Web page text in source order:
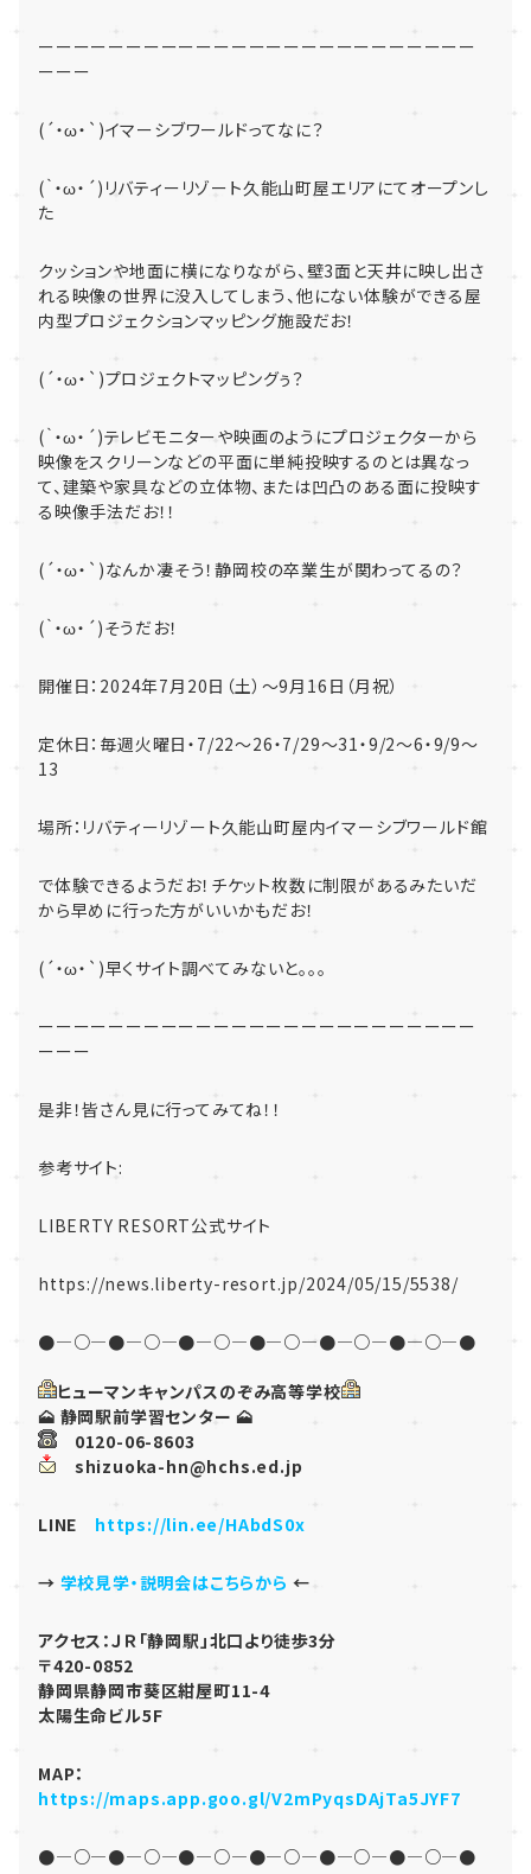
ーーーーーーーーーーーーーーーーーーーーーーーーー
ーーー
(´・ω・`)イマーシブワールドってなに？
(｀・ω・´) リバティーリゾート久能山町屋エリアにてオープンし
た
クッションや地面に横になりながら、壁3面と天井に映し出さ
れる映像の世界に没入してしまう、他にない体験ができる屋
内型プロジェクションマッピング施設だお！
(´・ω・`)プロジェクトマッピングぅ？
(｀・ω・´)テレビモニターや映画のようにプロジェクターから
映像をスクリーンなどの平面に単純投映するのとは異なっ
て、建築や家具などの立体物、または凹凸のある面に投映す
る映像手法だお！！
(´・ω・`)なんか凄そう！静岡校の卒業生が関わってるの？
(｀・ω・´)そうだお！
開催日：2024年7月20日（土）～9月16日（月祝）
定休日：毎週火曜日・7/22～26・7/29～31・9/2～6・9/9～
13
場所：リバティーリゾート久能山町屋内イマーシブワールド館
で体験できるようだお！チケット枚数に制限があるみたいだ
から早めに行った方がいいかもだお！
(´・ω・`)早くサイト調べてみないと。。。
ーーーーーーーーーーーーーーーーーーーーーーーーー
ーーー
是非！皆さん見に行ってみてね！！
参考サイト:
LIBERTY RESORT公式サイト
https://news.liberty-resort.jp/2024/05/15/5538/
●―○―●―○―●―○―●―○―●―○―●―○―●
ヒューマンキャンパスのぞみ高等学校
🗻 静岡駅前学習センター 🗻
0120-06-8603
shizuoka-hn@hchs.ed.jp
LINE https://lin.ee/HAbdS0x
→ 学校見学・説明会はこちらから ←
アクセス：ＪＲ「静岡駅」北口より徒歩3分
〒420-0852
静岡県静岡市葵区紺屋町11-4
太陽生命ビル5F
MAP：
https://maps.app.goo.gl/V2mPyqsDAjTa5JYF7
●―○―●―○―●―○―●―○―●―○―●―○―●